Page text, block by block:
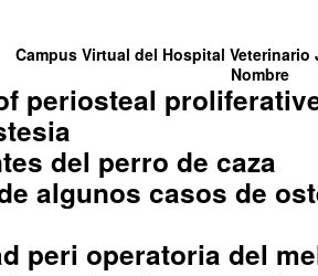
Campus Virtual del Hospital Veterinario
Nombre
periosteal
del perro de caza
algunos casos de
peri operatoria del